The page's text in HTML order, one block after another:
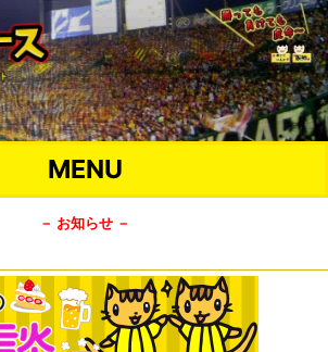
MENU
－ お知らせ －